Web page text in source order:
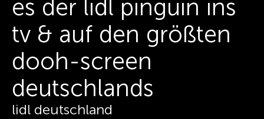
es der lidl pinguin ins
tv & auf den größten
dooh-screen
deutschlands
lidl deutschland